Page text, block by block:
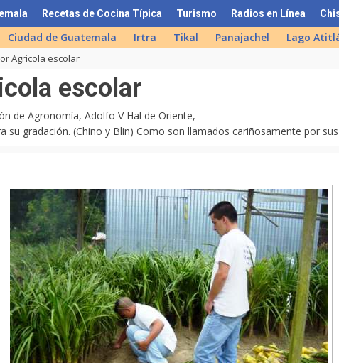
Recetas de Cocina Típica Turismo Radios en Línea
Ciudad de Guatemala Irtra Tikal Panajachel Lago
Agricola escolar
escolar
de Agronomía, Adolfo V Hal de Oriente,
su gradación. (Chino y Blin) Como son llamados cariñosamente por